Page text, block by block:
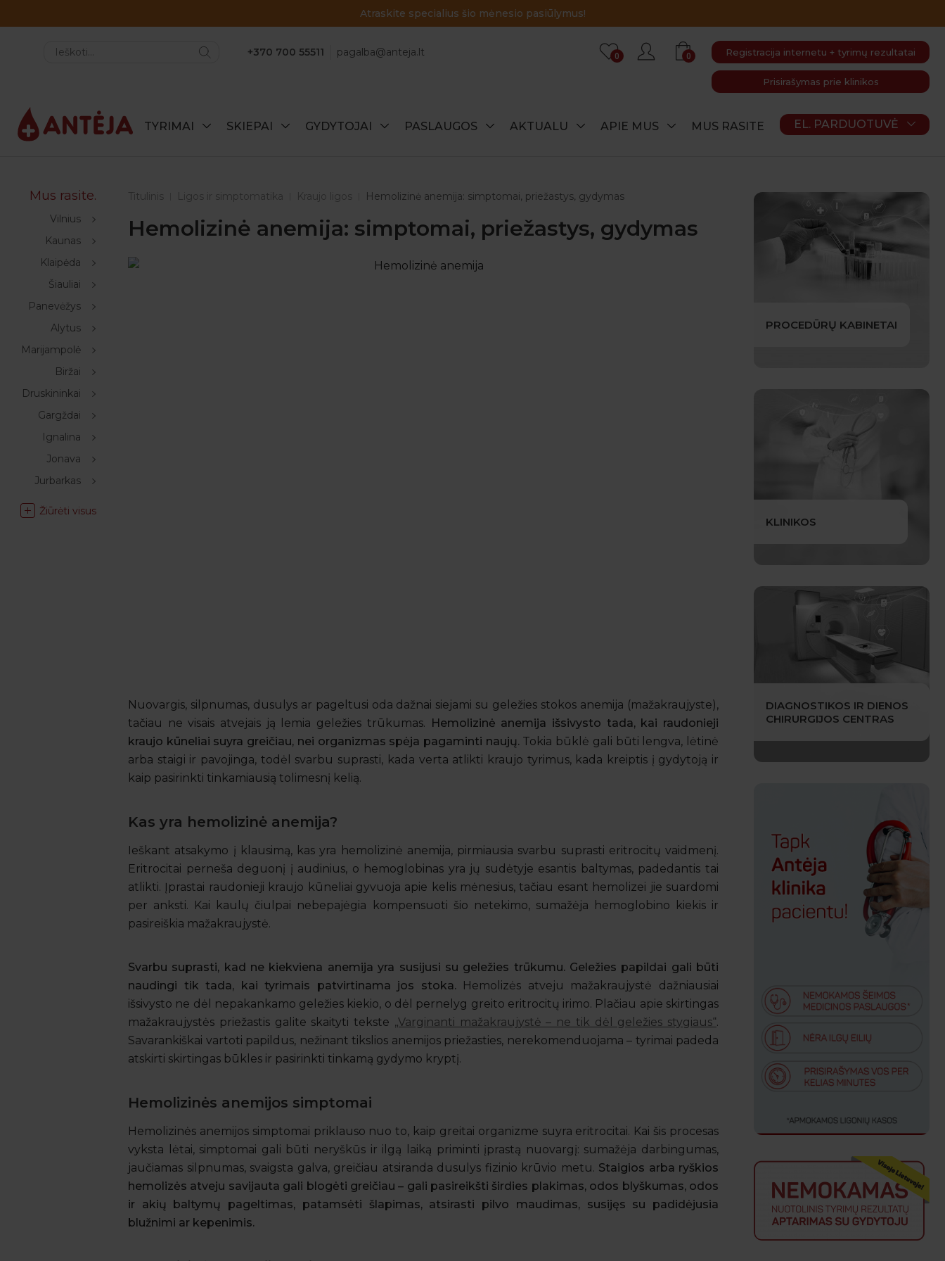
Atraskite specialius šio mėnesio pasiūlymus!
+370 700 55511 pagalba@anteja.lt Registracija internetu + tyrimų rezultatai
Prisirašymas prie klinikos
0 0
TYRIMAI SKIEPAI GYDYTOJAI PASLAUGOS AKTUALU APIE MUS MUS RASITE EL. PARDUOTUVĖ
Mus rasite.
Vilnius
Kaunas
Klaipėda
Šiauliai
Panevėžys
Alytus
Marijampolė
Biržai
Druskininkai
Gargždai
Ignalina
Jonava
Jurbarkas
Žiūrėti visus
Titulinis Ligos ir simptomatika Kraujo ligos Hemolizinė anemija: simptomai, priežastys, gydymas
Hemolizinė anemija: simptomai, priežastys, gydymas
Nuovargis, silpnumas, dusulys ar pageltusi oda dažnai siejami su geležies stokos anemija (mažakraujyste),
tačiau ne visais atvejais ją lemia geležies trūkumas. Hemolizinė anemija išsivysto tada, kai raudonieji
kraujo kūneliai suyra greičiau, nei organizmas spėja pagaminti naujų. Tokia būklė gali būti lengva, lėtinė
arba staigi ir pavojinga, todėl svarbu suprasti, kada verta atlikti kraujo tyrimus, kada kreiptis į gydytoją ir
kaip pasirinkti tinkamiausią tolimesnį kelią.
Kas yra hemolizinė anemija?
Ieškant atsakymo į klausimą, kas yra hemolizinė anemija, pirmiausia svarbu suprasti eritrocitų vaidmenį.
Eritrocitai perneša deguonį į audinius, o hemoglobinas yra jų sudėtyje esantis baltymas, padedantis tai
atlikti. Įprastai raudonieji kraujo kūneliai gyvuoja apie kelis mėnesius, tačiau esant hemolizei jie suardomi
per anksti. Kai kaulų čiulpai nebepajėgia kompensuoti šio netekimo, sumažėja hemoglobino kiekis ir
pasireiškia mažakraujystė.
Svarbu suprasti, kad ne kiekviena anemija yra susijusi su geležies trūkumu. Geležies papildai gali būti
naudingi tik tada, kai tyrimais patvirtinama jos stoka. Hemolizės atveju mažakraujystė dažniausiai
išsivysto ne dėl nepakankamo geležies kiekio, o dėl pernelyg greito eritrocitų irimo. Plačiau apie skirtingas
mažakraujystės priežastis galite skaityti tekste „Varginanti mažakraujystė – ne tik dėl geležies stygiaus“.
Savarankiškai vartoti papildus, nežinant tikslios anemijos priežasties, nerekomenduojama – tyrimai padeda
atskirti skirtingas būkles ir pasirinkti tinkamą gydymo kryptį.
Hemolizinės anemijos simptomai
Hemolizinės anemijos simptomai priklauso nuo to, kaip greitai organizme suyra eritrocitai. Kai šis procesas
vyksta lėtai, simptomai gali būti neryškūs ir ilgą laiką priminti įprastą nuovargį: sumažėja darbingumas,
jaučiamas silpnumas, svaigsta galva, greičiau atsiranda dusulys fizinio krūvio metu. Staigios arba ryškios
hemolizės atveju savijauta gali blogėti greičiau – gali pasireikšti širdies plakimas, odos blyškumas, odos
ir akių baltymų pageltimas, patamsėti šlapimas, atsirasti pilvo maudimas, susijęs su padidėjusia
blužnimi ar kepenimis.
PROCEDŪRŲ KABINETAI
KLINIKOS
DIAGNOSTIKOS IR DIENOS
CHIRURGIJOS CENTRAS